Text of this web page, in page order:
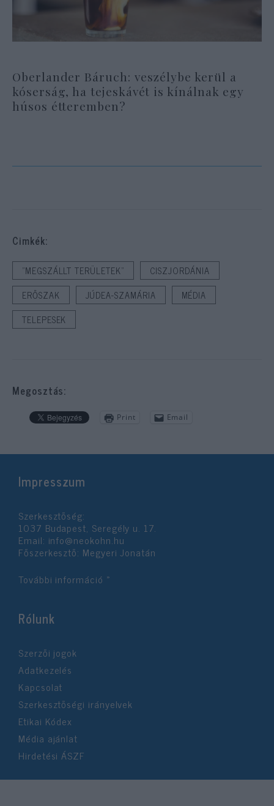
Oberlander Báruch: veszélybe kerül a
kóserság, ha tejeskávét is kínálnak egy
húsos étteremben?
Cimkék:
"MEGSZÁLLT TERÜLETEK"
CISZJORDÁNIA
ERŐSZAK
JÚDEA-SZAMÁRIA
MÉDIA
TELEPESEK
Megosztás:
Print Email
Impresszum
Szerkesztőség:
1037 Budapest, Seregély u. 17.
Email: info@neokohn.hu
Főszerkesztő: Megyeri Jonatán
További információ »
Rólunk
Szerzői jogok
Adatkezelés
Kapcsolat
Szerkesztőségi irányelvek
Etikai Kódex
Média ajánlat
Hirdetési ÁSZF